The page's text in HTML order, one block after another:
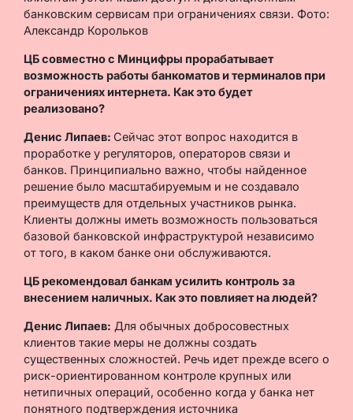
банковским сервисам при ограничениях связи. Фото:
Александр Корольков
ЦБ совместно с Минцифры прорабатывает
возможность работы банкоматов и терминалов при
ограничениях интернета. Как это будет
реализовано?
Денис Липаев: Сейчас этот вопрос находится в
проработке у регуляторов, операторов связи и
банков. Принципиально важно, чтобы найденное
решение было масштабируемым и не создавало
преимуществ для отдельных участников рынка.
Клиенты должны иметь возможность пользоваться
базовой банковской инфраструктурой независимо
от того, в каком банке они обслуживаются.
ЦБ рекомендовал банкам усилить контроль за
внесением наличных. Как это повлияет на людей?
Денис Липаев: Для обычных добросовестных
клиентов такие меры не должны создать
существенных сложностей. Речь идет прежде всего о
риск-ориентированном контроле крупных или
нетипичных операций, особенно когда у банка нет
понятного подтверждения источника